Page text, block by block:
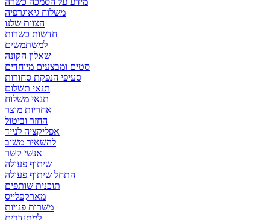
משלוח גיאוגרפיה
הצוות שלנו
חדשות כשרות
למשתמשים
שאלון הקונה
סטים ומבצעים מיוחדים
סעיפי הנפקת סחורות
תנאי תשלום
תנאי משלוח
אחריות מוצר
החזר וביטול
אפליקציה לנייד
להשאיר משוב
אנשי קשר
שיתוף פעולה
התחל שיתוף פעולה
תוכנית שותפים
מארקפלייס
משרות פנויות
למתנדבים